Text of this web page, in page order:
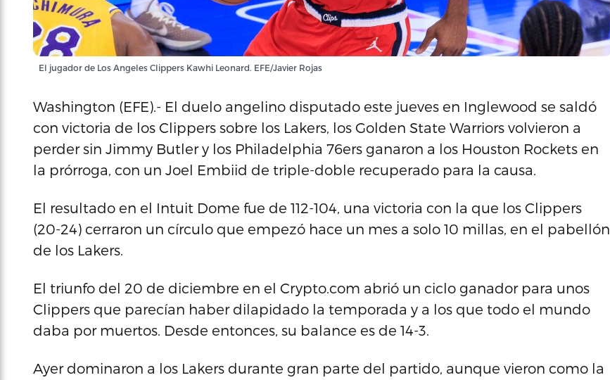
El jugador de Los Angeles Clippers Kawhi Leonard. EFE/Javier Rojas
Washington (EFE).- El duelo angelino disputado este jueves en Inglewood se saldó
con victoria de los Clippers sobre los Lakers, los Golden State Warriors volvieron a
perder sin Jimmy Butler y los Philadelphia 76ers ganaron a los Houston Rockets en
la prórroga, con un Joel Embiid de triple-doble recuperado para la causa.
El resultado en el Intuit Dome fue de 112-104, una victoria con la que los Clippers
(20-24) cerraron un círculo que empezó hace un mes a solo 10 millas, en el pabellón
de los Lakers.
El triunfo del 20 de diciembre en el Crypto.com abrió un ciclo ganador para unos
Clippers que parecían haber dilapidado la temporada y a los que todo el mundo
daba por muertos. Desde entonces, su balance es de 14-3.
Ayer dominaron a los Lakers durante gran parte del partido, aunque vieron como la